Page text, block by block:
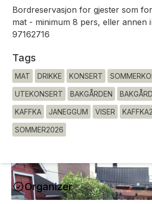
Bordreservasjon for gjester som
mat - minimum 8 pers, eller annen
97162716
Tags
MAT DRIKKE KONSERT
UTEKONSERT BAKGÅRDEN
KAFFKA JANEGGUM VISER
SOMMER2026
Organizer